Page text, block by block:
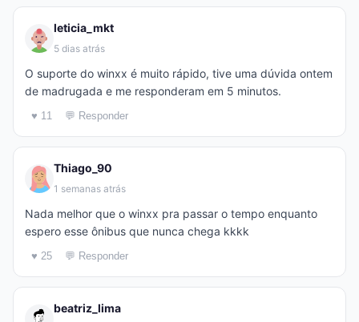
leticia_mkt
5 dias atrás
O suporte do winxx é muito rápido, tive uma dúvida ontem
de madrugada e me responderam em 5 minutos.
♥ 11 💬 Responder
Thiago_90
1 semanas atrás
Nada melhor que o winxx pra passar o tempo enquanto
espero esse ônibus que nunca chega kkkk
♥ 25 💬 Responder
beatriz_lima